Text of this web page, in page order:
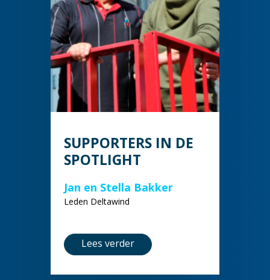
SUPPORTERS IN DE
SPOTLIGHT
Jan en Stella Bakker
Leden Deltawind
Lees verder